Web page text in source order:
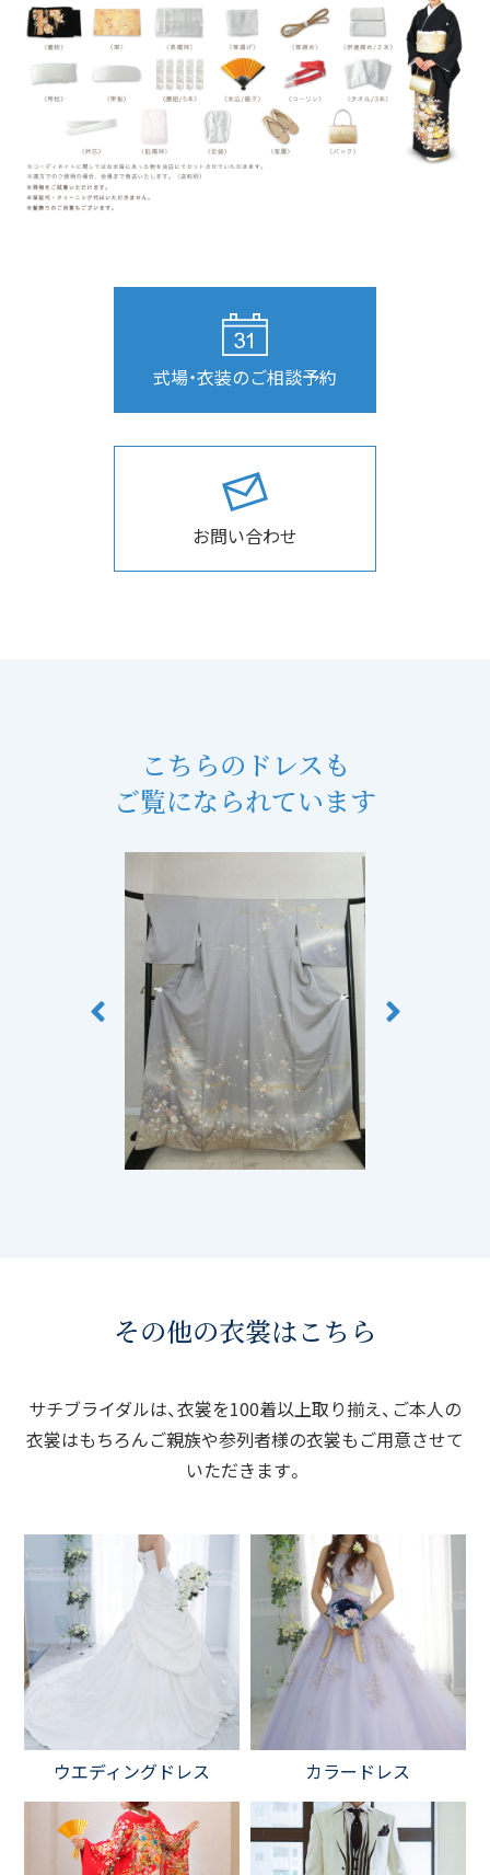
式場・衣装のご相談予約
お問い合わせ
こちらのドレスも
ご覧になられています
その他の衣裳はこちら
サチブライダルは、衣裳を100着以上取り揃え、ご本人の
衣裳はもちろんご親族や参列者様の衣裳もご用意させて
いただきます。
ウエディングドレス カラードレス